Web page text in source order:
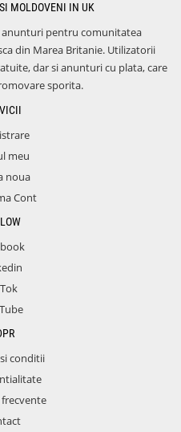
MOLDOVENI IN UK
pentru comunitatea
din Marea Britanie. Utilizatorii
dar si anunturi cu plata, care
sporita.
meu
noua
Cont
conditii